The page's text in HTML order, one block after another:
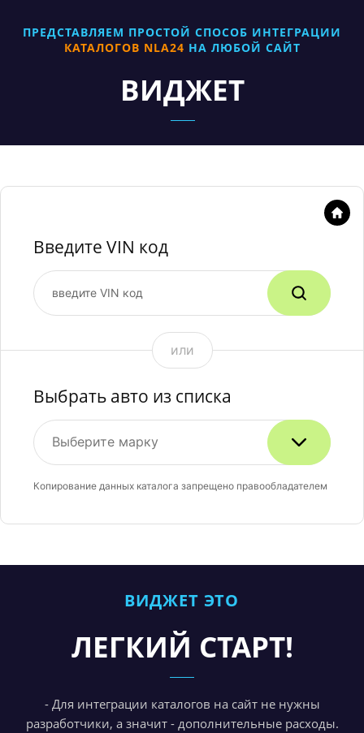
ПРЕДСТАВЛЯЕМ ПРОСТОЙ СПОСОБ ИНТЕГРАЦИИ
КАТАЛОГОВ NLA24 НА ЛЮБОЙ САЙТ
ВИДЖЕТ
Введите VIN код
введите VIN код
или
Выбрать авто из списка
Копирование данных каталога запрещено правообладателем
ВИДЖЕТ ЭТО
ЛЕГКИЙ СТАРТ!
- Для интеграции каталогов на сайт не нужны
разработчики, а значит - дополнительные расходы.